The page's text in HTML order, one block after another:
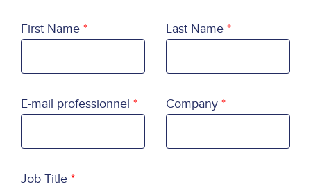
First Name Last Name
E-mail professionnel Company
Job Title